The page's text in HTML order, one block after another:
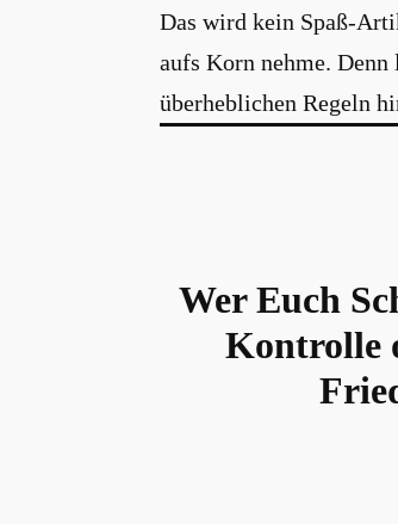
Das wird kein Spaß-
aufs Korn nehme.
überheblichen Regeln
Wer Euch
Kontrolle